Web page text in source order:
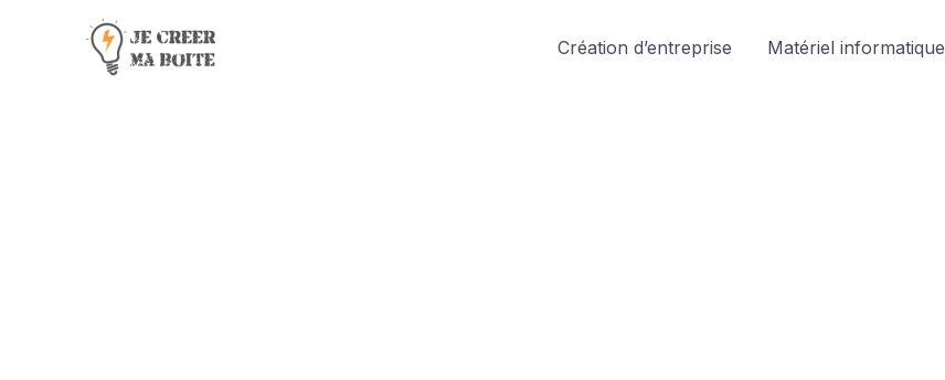
Création d’entreprise Matériel informatique